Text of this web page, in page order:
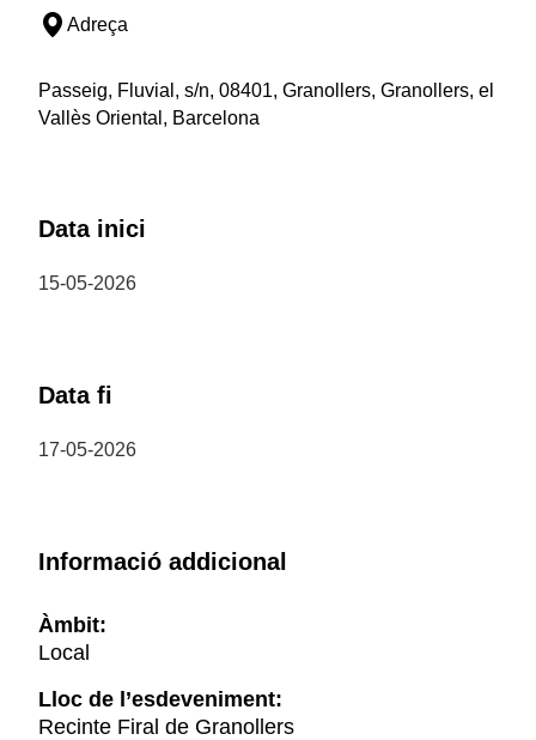
Adreça
Passeig, Fluvial, s/n, 08401, Granollers, Granollers, el
Vallès Oriental, Barcelona
Data inici
15-05-2026
Data fi
17-05-2026
Informació addicional
Àmbit:
Local
Lloc de l’esdeveniment:
Recinte Firal de Granollers